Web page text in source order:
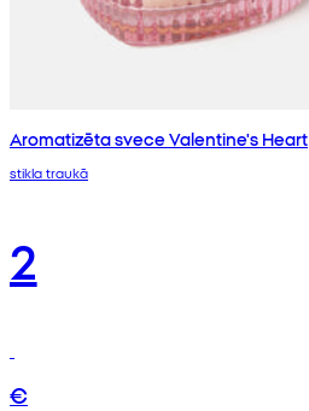
Aromatizēta svece Valentine's Heart
stikla traukā
2
€